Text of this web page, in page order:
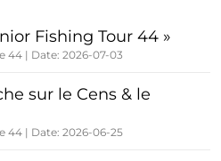
Fishing Tour 44 »
44 Date: 2026-07-03
sur le Cens & le
44 Date: 2026-06-25